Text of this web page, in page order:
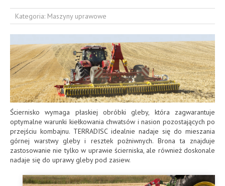
Kategoria: Maszyny uprawowe
Ściernisko wymaga płaskiej obróbki gleby, która zagwarantuje
optymalne warunki kiełkowania chwatsów i nasion pozostających po
przejściu kombajnu. TERRADISC idealnie nadaje się do mieszania
górnej warstwy gleby i resztek pożniwnych. Brona ta znajduje
zastosowanie nie tylko w uprawie ścierniska, ale również doskonale
nadaje się do uprawy gleby pod zasiew.